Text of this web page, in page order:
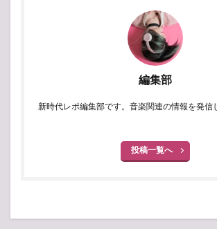
編集部
新時代レポ編集部です。音楽関連の情報を発信
投稿一覧へ